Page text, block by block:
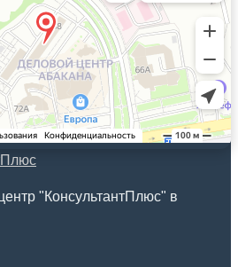
"КонсультантПлюс" в